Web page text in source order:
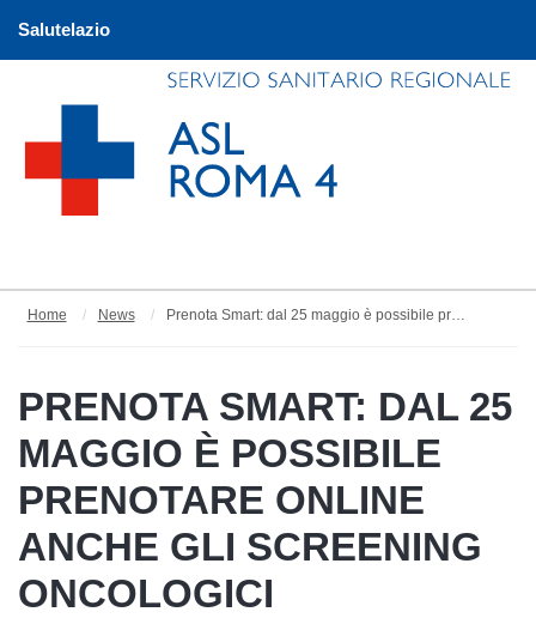
Salutelazio
Home News Prenota Smart: dal 25 maggio è possibile prenotare online anche gli screening oncologici
PRENOTA SMART: DAL 25
MAGGIO È POSSIBILE
PRENOTARE ONLINE
ANCHE GLI SCREENING
ONCOLOGICI